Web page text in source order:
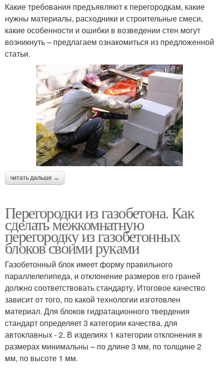
Какие требования предъявляют к перегородкам, какие
нужны материалы, расходники и строительные смеси,
какие особенности и ошибки в возведении стен могут
возникнуть – предлагаем ознакомиться из предложенной
статьи.
читать дальше →
Перегородки из газобетона. Как
сделать межкомнатную
перегородку из газобетонных
блоков своими руками
Газобетонный блок имеет форму правильного
параллелепипеда, и отклонение размеров его граней
должно соответствовать стандарту. Итоговое качество
зависит от того, по какой технологии изготовлен
материал. Для блоков гидратационного твердения
стандарт определяет 3 категории качества, для
автоклавных - 2. В изделиях 1 категории отклонения в
размерах минимальны – по длине 3 мм, по толщине 2
мм, по высоте 1 мм.